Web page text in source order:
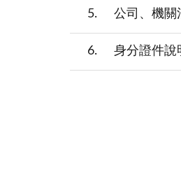
5 公司、機關
6 身分證件說